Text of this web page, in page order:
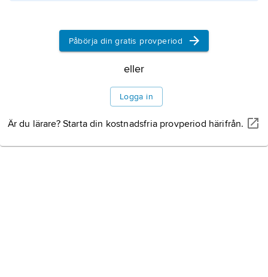
Påbörja din gratis provperiod
eller
Logga in
Är du lärare? Starta din kostnadsfria provperiod härifrån.